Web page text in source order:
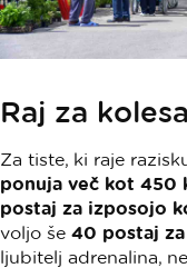
Raj za
Za tiste, ki raje
ponuja več kot 450
postaj za izposojo
voljo še 40 postaj
ljubitelj adrenalina,